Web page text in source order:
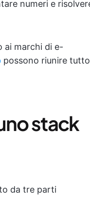
numeri e
ai marchi di e-
possono riunire tutto
stack
da tre parti